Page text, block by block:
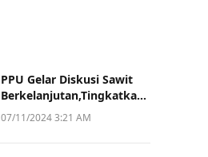
PPU Gelar Diskusi Sawit
Berkelanjutan,Tingkatkan
Daya Saing dan Kualitas
07/11/2024 3:21 AM